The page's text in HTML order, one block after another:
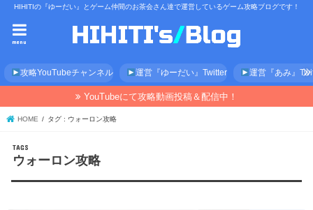
HIHITIの『ゆーだい』とゲーム仲間のお茶会さん達で運営しているゲーム攻略ブログです！
menu
攻略YouTubeチャンネル 運営『ゆーだい』Twitter 運営『あみ』
YouTubeにて攻略動画投稿＆配信中！
HOME タグ : ウォーロン攻略
ウォーロン攻略